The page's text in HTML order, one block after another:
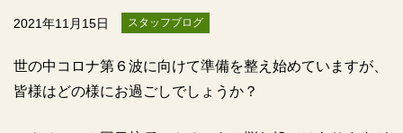
2021年11月15日 スタッフブログ
世の中コロナ第６波に向けて準備を整え始めていますが、
皆様はどの様にお過ごしでしょうか？